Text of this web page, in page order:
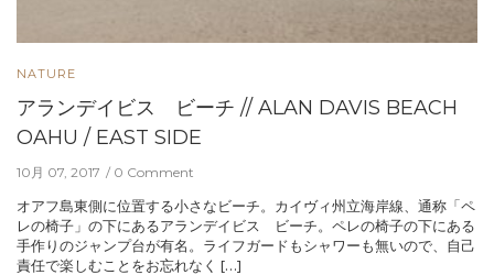
NATURE
アランデイビス ビーチ // ALAN DAVIS BEACH
OAHU / EAST SIDE
10月 07, 2017 0 Comment
オアフ島東側に位置する小さなビーチ。カイヴィ州立海岸線、通称「ペ
レの椅子」の下にあるアランデイビス ビーチ。ペレの椅子の下にある
手作りのジャンプ台が有名。ライフガードもシャワーも無いので、自己
責任で楽しむことをお忘れなく […]